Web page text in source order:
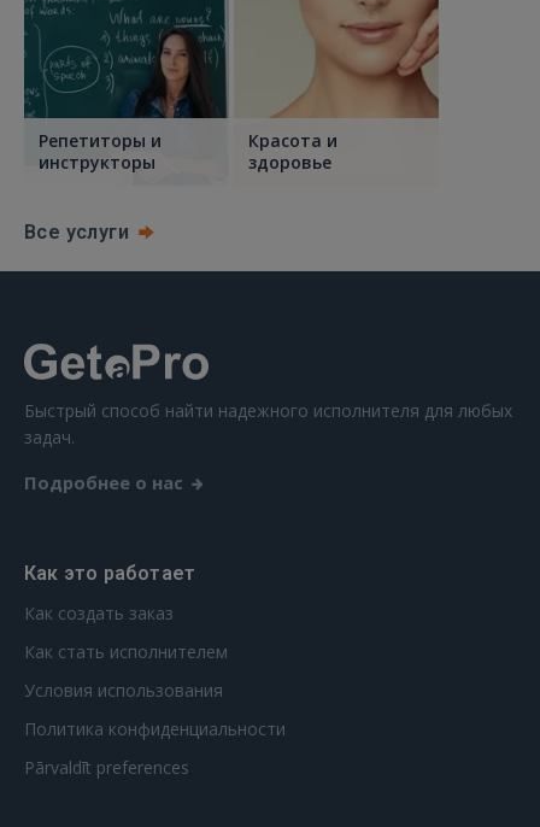
Репетиторы и
инструкторы
Красота и
здоровье
Все услуги
Быстрый способ найти надежного исполнителя для любых
задач.
Подробнее о нас
Как это работает
Как создать заказ
Как стать исполнителем
Условия использования
Политика конфиденциальности
Pārvaldīt preferences